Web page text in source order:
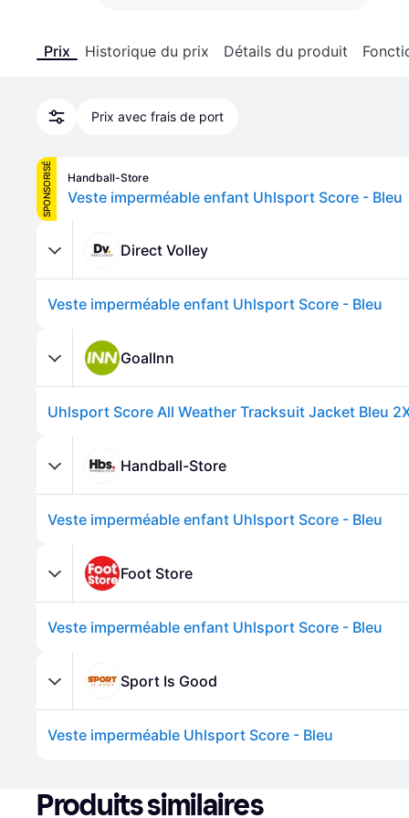
Prix Historique du prix Détails du produit
Prix avec frais de port
SPONSORISÉ Handball-Store
Veste imperméable enfant Uhlsport Score - Bleu
Direct Volley
Veste imperméable enfant Uhlsport Score - Bleu
GoalInn
Uhlsport Score All Weather Tracksuit Jacket Bleu
Handball-Store
Veste imperméable enfant Uhlsport Score - Bleu
Foot Store
Veste imperméable enfant Uhlsport Score - Bleu
Sport Is Good
Veste imperméable Uhlsport Score - Bleu
Produits similaires